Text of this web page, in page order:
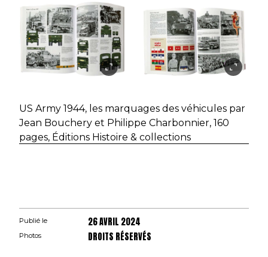
US Army 1944, les marquages des véhicules par
Jean Bouchery et Philippe Charbonnier, 160
pages, Éditions Histoire & collections
Publié le 26 AVRIL 2024
Photos DROITS RÉSERVÉS